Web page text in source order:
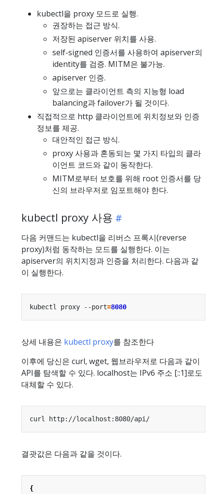
kubectl을 proxy 모드로 실행.
권장하는 접근 방식.
저장된 apiserver 위치를 사용.
self-signed 인증서를 사용하여 apiserver의
identity를 검증. MITM은 불가능.
apiserver 인증.
앞으로는 클라이언트 측의 지능형 load
balancing과 failover가 될 것이다.
직접적으로 http 클라이언트에 위치정보와 인증
정보를 제공.
대안적인 접근 방식.
proxy 사용과 혼동되는 몇 가지 타입의 클라
이언트 코드와 같이 동작한다.
MITM로부터 보호를 위해 root 인증서를 당
신의 브라우저로 임포트해야 한다.
kubectl proxy 사용
다음 커맨드는 kubectl을 리버스 프록시(reverse
proxy)처럼 동작하는 모드를 실행한다. 이는
apiserver의 위치지정과 인증을 처리한다. 다음과 같
이 실행한다.
kubectl proxy --port=8080
상세 내용은 kubectl proxy를 참조한다
이후에 당신은 curl, wget, 웹브라우저로 다음과 같이
API를 탐색할 수 있다. localhost는 IPv6 주소 [::1]로도
대체할 수 있다.
결괏값은 다음과 같을 것이다.
{